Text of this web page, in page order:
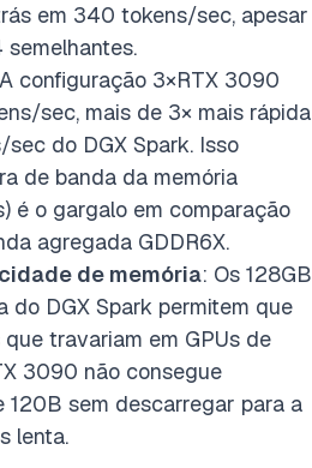
em 340 tokens/sec, apesar
configuração 3×RTX 3090
sec, mais de 3× mais rápida
do DGX Spark. Isso
de banda da memória
é o gargalo em comparação
agregada GDDR6X.
de memória: Os 128GB
do DGX Spark permitem que
travariam em GPUs de
3090 não consegue
120B sem descarregar para a
lenta.